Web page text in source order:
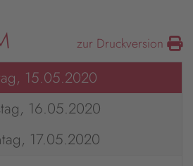
zur Druckversion
15.05.2020
16.05.2020
17.05.2020